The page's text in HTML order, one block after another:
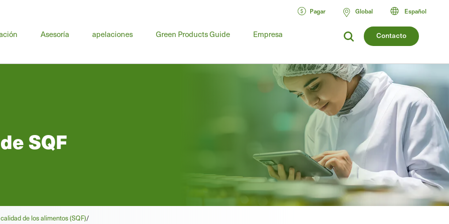
Contacto
Asesoría apelaciones Green Products Guide Empresa
Pagar Global Español
SQF
de los alimentos (SQF)/